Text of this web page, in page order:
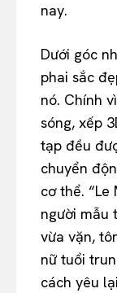
nay.
Dưới góc
phai sắc
nó. Chính
sóng, xếp
tạp đều
chuyển
cơ thể. “Le
người mẫu
vừa vặn,
nữ tuổi
cách yêu